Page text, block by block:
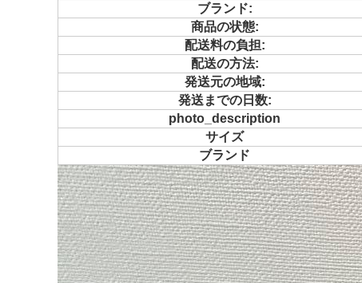
ブランド:
商品の状態:
配送料の負担:
配送の方法:
発送元の地域:
発送までの日数:
photo_description
サイズ
ブランド